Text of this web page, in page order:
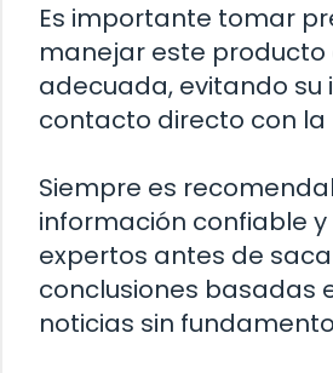
Es importante tomar
manejar este
adecuada, evitando su
contacto directo con la
Siempre es
información confiable
expertos antes de
conclusiones basadas
noticias sin